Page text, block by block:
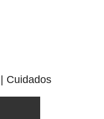
Cuidados